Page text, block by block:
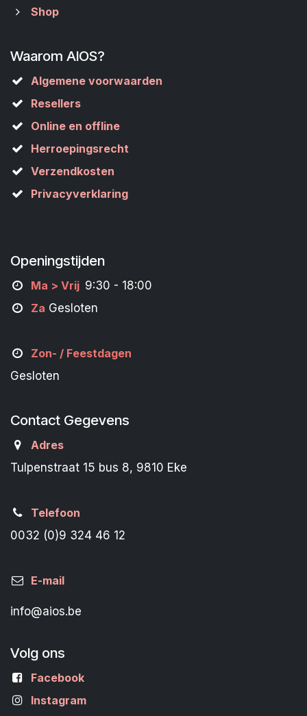
Shop
Waarom AIOS?
Algemene voorwaarden
Resellers
Online en offline
Herroepingsrecht
Verzendkosten
Privacyverklaring
Openingstijden
Ma > Vrij 9:30 - 18:00
Za Gesloten
Zon- / Feestdagen
Gesloten
Contact Gegevens
Adres
Tulpenstraat 15 bus 8, 9810 Eke
Telefoon
0032 (0)9 324 46 12
E-mail
info@aios.be
Volg ons
Facebook
Instagram